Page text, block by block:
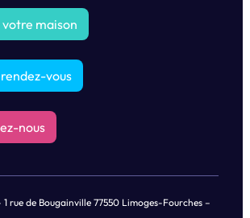
votre maison
vous
nous
1 rue de Bougainville 77550 Limoges-Fourches –